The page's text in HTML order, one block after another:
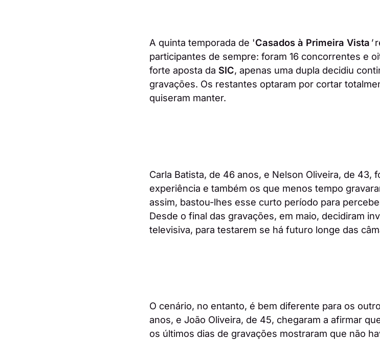
A quinta temporada de 'Casados à Primeira Vista '
participantes de sempre: foram 16 concorrentes e
forte aposta da SIC, apenas uma dupla decidiu
gravações. Os restantes optaram por cortar
quiseram manter.
Carla Batista, de 46 anos, e Nelson Oliveira, de 43,
experiência e também os que menos tempo
assim, bastou-lhes esse curto período para
Desde o final das gravações, em maio, decidiram
televisiva, para testarem se há futuro longe das
O cenário, no entanto, é bem diferente para os
anos, e João Oliveira, de 45, chegaram a afirmar
os últimos dias de gravações mostraram que não